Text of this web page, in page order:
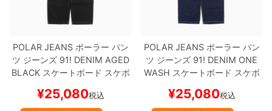
POLAR JEANSポーラー パン
ツ ジーンズ91! DENIM AGED
BLACKスケートボード スケボ
¥25,080税込
POLAR JEANSポーラー パン
ツ ジーンズ 91! DENIM ONE
WASH スケートボード スケボ
¥25,080税込
8.4inch
8.5inch
8.5inch
8.6inch
64mm
65mm
ヘルメット・パッド
スケートケース・バッグ
メディア（雑誌・DVD・CD）
27.5cm
28cm
半袖シャツ
ソックス
アンダーウエア